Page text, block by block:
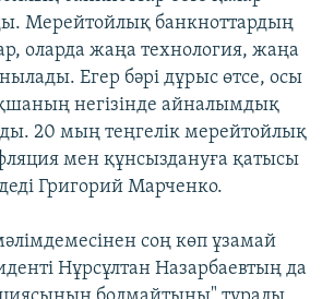
Мерейтойлық банкноттардың
оларда жаңа технология, жаңа
Егер бәрі дұрыс өтсе, осы
негізінде айналымдық
20 мың теңгелік мерейтойлық
мен құнсыздануға қатысы
Григорий Марченко.
соң көп ұзамай
Нұрсұлтан Назарбаевтың да